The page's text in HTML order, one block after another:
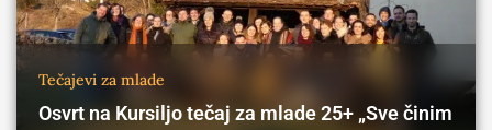
Tečajevi za mlade
Osvrt na Kursiljo tečaj za mlade 25+ „Sve činim